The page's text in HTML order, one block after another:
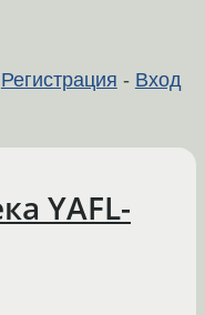
Регистрация - Вход
YAFL-